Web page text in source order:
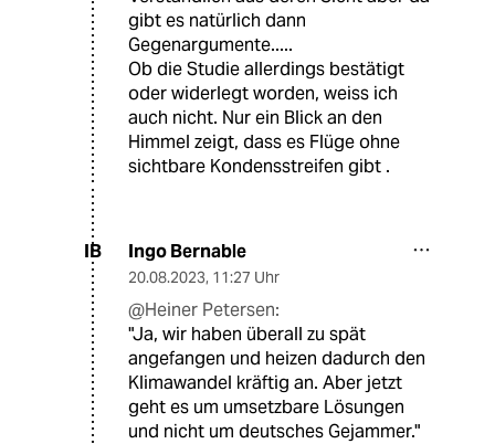
gibt es natürlich dann
Gegenargumente.....
Ob die Studie allerdings bestätigt
oder widerlegt worden, weiss ich
auch nicht. Nur ein Blick an den
Himmel zeigt, dass es Flüge ohne
sichtbare Kondensstreifen gibt .
IB Ingo Bernable
20.08.2023, 11:27 Uhr
@Heiner Petersen:
"Ja, wir haben überall zu spät
angefangen und heizen dadurch den
Klimawandel kräftig an. Aber jetzt
geht es um umsetzbare Lösungen
und nicht um deutsches Gejammer."